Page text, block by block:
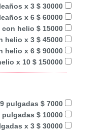
x 3 $ 30000
x 6 $ 60000
helio $ 15000
helio x 3 $ 45000
helio x 6 $ 90000
x 10 $ 150000
pulgadas $ 7000
$ 10000
x 3 $ 30000